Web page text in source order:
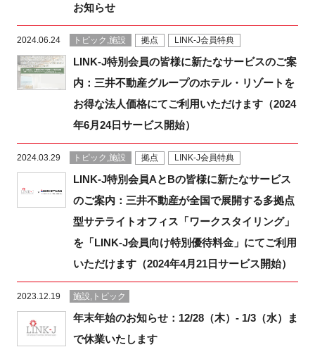
お知らせ
2024.06.24 トピック,施設 拠点 LINK-J会員特典
LINK-J特別会員の皆様に新たなサービスのご案
内：三井不動産グループのホテル・リゾートを
お得な法人価格にてご利用いただけます（2024
年6月24日サービス開始）
2024.03.29 トピック,施設 拠点 LINK-J会員特典
LINK-J特別会員AとBの皆様に新たなサービス
のご案内：三井不動産が全国で展開する多拠点
型サテライトオフィス「ワークスタイリング」
を「LINK-J会員向け特別優待料金」にてご利用
いただけます（2024年4月21日サービス開始）
2023.12.19 施設,トピック
年末年始のお知らせ：12/28（木）- 1/3（水）ま
で休業いたします